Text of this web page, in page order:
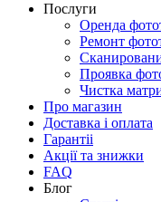
Послуги
Оренда
Ремонт
Проявка
Чистка
Про магазин
Доставка і оплата
Гарантіі
Акції та знижки
FAQ
Блог